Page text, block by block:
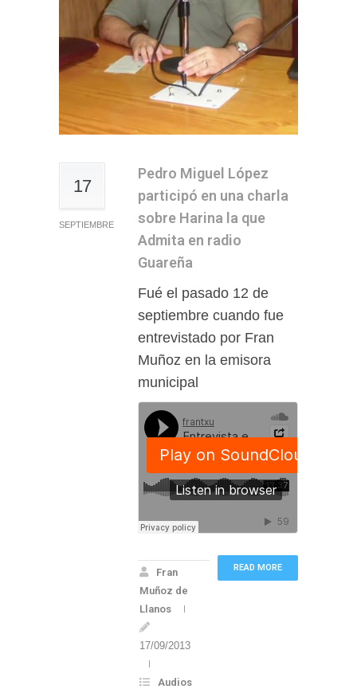
17
SEPTIEMBRE
Pedro Miguel López
participó en una charla
sobre Harina la que
Admita en radio
Guareña
Fué el pasado 12 de
septiembre cuando fue
entrevistado por Fran
Muñoz en la emisora
municipal
READ MORE
Fran
Muñoz de
Llanos
17/09/2013
Audios